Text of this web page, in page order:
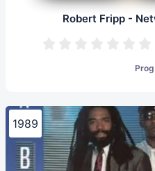
Robert Fripp -
1989